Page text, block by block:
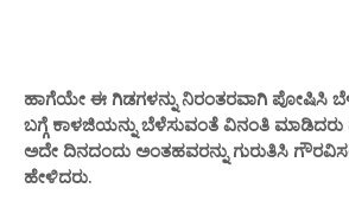
ಹಾಗೆಯೇ ಈ ಗಿಡಗಳನ್ನು ನಿರಂತರವಾಗಿ ಪೋಷಿಸಿ
ಬಗ್ಗೆ ಕಾಳಜಿಯನ್ನು ಬೆಳೆಸುವಂತೆ ವಿನಂತಿ
ಅದೇ ದಿನದಂದು ಅಂತಹವರನ್ನು ಗುರುತಿಸಿ
ಹೇಳಿದರು.